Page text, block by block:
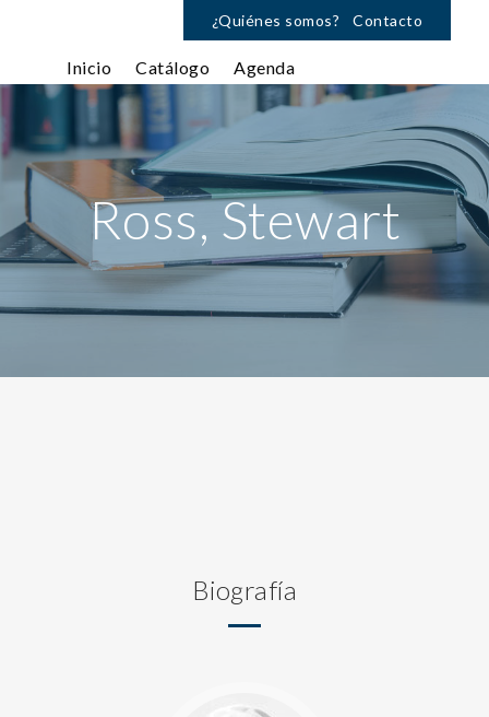
¿Quiénes somos? Contacto
Inicio Catálogo Agenda
Ross, Stewart
Biografía